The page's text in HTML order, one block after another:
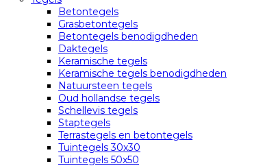
Betontegels
Grasbetontegels
Betontegels benodigdheden
Daktegels
Keramische tegels
Keramische tegels benodigdheden
Natuursteen tegels
Oud hollandse tegels
Schellevis tegels
Staptegels
Terrastegels en betontegels
Tuintegels 30x30
Tuintegels 50x50